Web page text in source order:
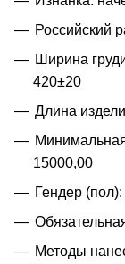
Российский
Ширина
420±20
Длина
15000,00
Гендер (пол):
Методы